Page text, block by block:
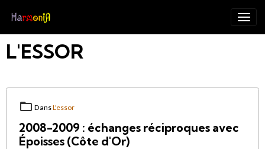
L'ESSOR
DansL'essor
2008-2009 : échanges réciproques avec
Époisses (Côte d'Or)